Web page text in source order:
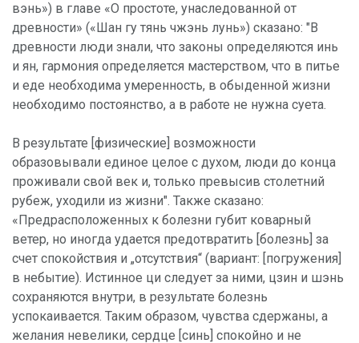
вэнь») в главе «О простоте, унаследованной от
древности» («Шан гу тянь чжэнь лунь») сказано: "В
древности люди знали, что законы определяются инь
и ян, гармония определяется мастерством, что в питье
и еде необходима умеренность, в обыденной жизни
необходимо постоянство, а в работе не нужна суета.
В результате [физические] возможности
образовывали единое целое с духом, люди до конца
проживали свой век и, только превысив столетний
рубеж, уходили из жизни". Также сказано:
«Предрасположенных к болезни губит коварный
ветер, но иногда удается предотвратить [болезнь] за
счет спокойствия и „отсутствия“ (вариант: [погружения]
в небытие). Истинное ци следует за ними, цзин и шэнь
сохраняются внутри, в результате болезнь
успокаивается. Таким образом, чувства сдержаны, а
желания невелики, сердце [синь] спокойно и не